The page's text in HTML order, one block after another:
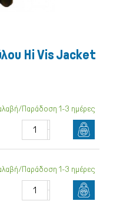
Hi Vis Jacket
Παράδοση 1-3 ημέρες
Παράδοση 1-3 ημέρες